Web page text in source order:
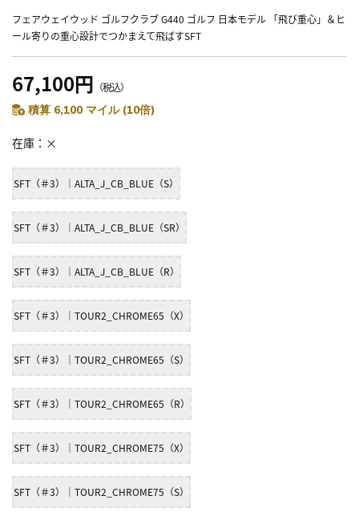
フェアウェイウッド ゴルフクラブ G440 ゴルフ 日本モデル 「飛び重心」＆ヒ
ール寄りの重心設計でつかまえて飛ばすSFT
67,100円 （税込）
積算 6,100 マイル (10倍)
在庫 ×
SFT（＃3）｜ALTA_J_CB_BLUE（S）
SFT（＃3）｜ALTA_J_CB_BLUE（SR）
SFT（＃3）｜ALTA_J_CB_BLUE（R）
SFT（＃3）｜TOUR2_CHROME65（X）
SFT（＃3）｜TOUR2_CHROME65（S）
SFT（＃3）｜TOUR2_CHROME65（R）
SFT（＃3）｜TOUR2_CHROME75（X）
SFT（＃3）｜TOUR2_CHROME75（S）